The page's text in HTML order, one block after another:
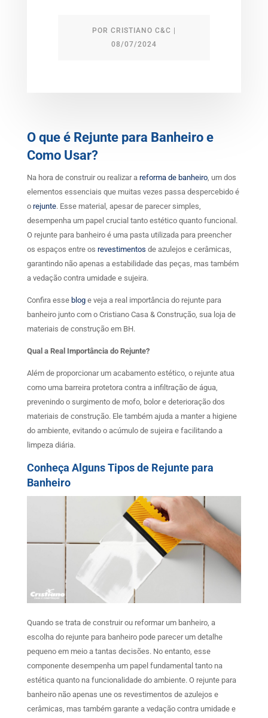
POR CRISTIANO C&C
08/07/2024
O que é Rejunte para Banheiro e
Como Usar?
Na hora de construir ou realizar a reforma de banheiro, um dos
elementos essenciais que muitas vezes passa despercebido é
o rejunte. Esse material, apesar de parecer simples,
desempenha um papel crucial tanto estético quanto funcional.
O rejunte para banheiro é uma pasta utilizada para preencher
os espaços entre os revestimentos de azulejos e cerâmicas,
garantindo não apenas a estabilidade das peças, mas também
a vedação contra umidade e sujeira.
Confira esse bloge veja a real importância do rejunte para
banheiro junto com o Cristiano Casa & Construção, sua loja de
materiais de construção em BH.
Qual a Real Importância do Rejunte?
Além de proporcionar um acabamento estético, o rejunte atua
como uma barreira protetora contra a infiltração de água,
prevenindo o surgimento de mofo, bolor e deterioração dos
materiais de construção. Ele também ajuda a manter a higiene
do ambiente, evitando o acúmulo de sujeira e facilitando a
limpeza diária.
Conheça Alguns Tipos de Rejunte para
Banheiro
Quando se trata de construir ou reformar um banheiro, a
escolha do rejunte para banheiro pode parecer um detalhe
pequeno em meio a tantas decisões. No entanto, esse
componente desempenha um papel fundamental tanto na
estética quanto na funcionalidade do ambiente. O rejunte para
banheiro não apenas une os revestimentos de azulejos e
cerâmicas, mas também garante a vedação contra umidade e